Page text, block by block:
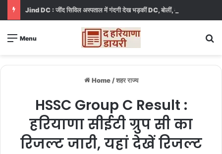
Menu
Home / शहर राज्य
HSSC Group C Result :
हरियाणा सीईटी ग्रुप सी का
रिजल्ट जारी, यहां देखें रिजल्ट